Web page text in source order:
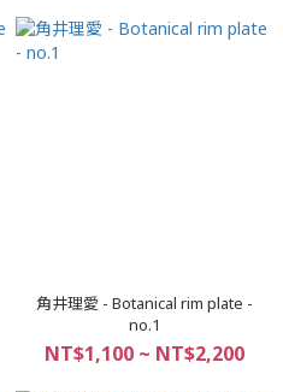
角井理愛 - Botanical rim plate -
no.1
NT$1,100 ~ NT$2,200